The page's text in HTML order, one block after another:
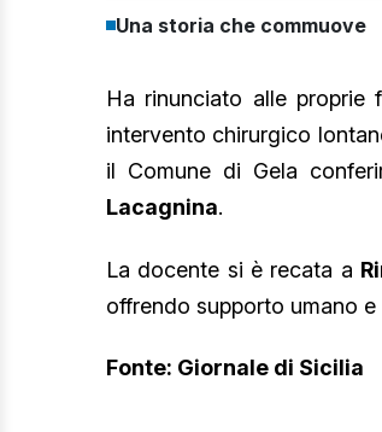
Una storia che commuove
Ha rinunciato alle
intervento chirurgico
il Comune di Gela
Lacagnina.
La docente si è recata a
offrendo supporto umano
Fonte: Giornale di Sicilia